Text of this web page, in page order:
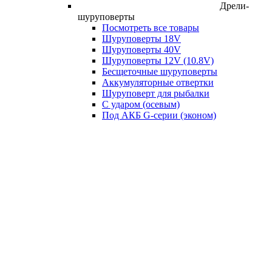
Дрели-
шуруповерты
Посмотреть все товары
Шуруповерты 18V
Шуруповерты 40V
Шуруповерты 12V (10.8V)
Бесщеточные шуруповерты
Аккумуляторные отвертки
Шуруповерт для рыбалки
С ударом (осевым)
Под АКБ G-серии (эконом)